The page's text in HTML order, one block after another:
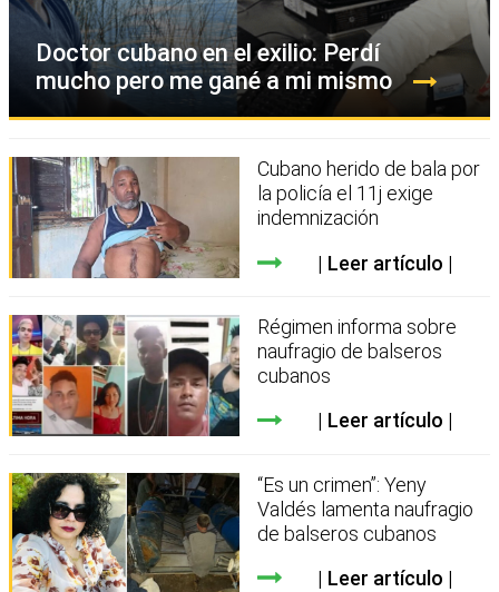
Doctor cubano en el exilio: Perdí
mucho pero me gané a mi mismo
Cubano herido de bala por
la policía el 11j exige
indemnización
Leer artículo
Régimen informa sobre
naufragio de balseros
cubanos
Leer artículo
“Es un crimen”: Yeny
Valdés lamenta naufragio
de balseros cubanos
Leer artículo